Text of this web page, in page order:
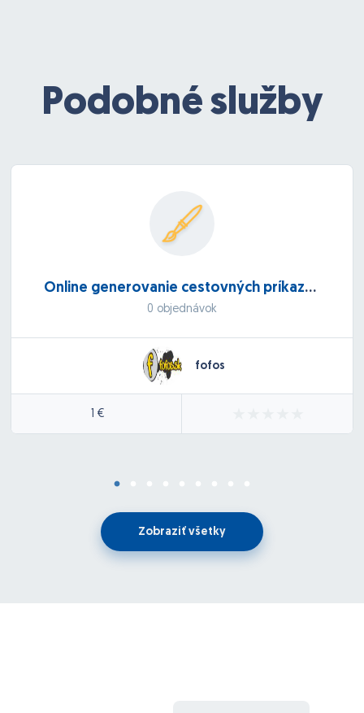
Podobné služby
Online generovanie cestovných príkazov
0 objednávok
fofos
1 €
Zobraziť všetky